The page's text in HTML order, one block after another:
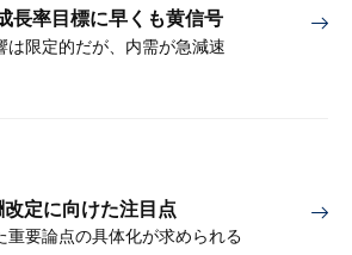
長率目標に早くも黄信号
は限定的だが、内需が急減速
定に向けた注目点
重要論点の具体化が求められる